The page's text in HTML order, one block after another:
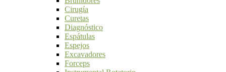
Cirugía
Curetas
Diagnóstico
Espátulas
Espejos
Excavadores
Forceps